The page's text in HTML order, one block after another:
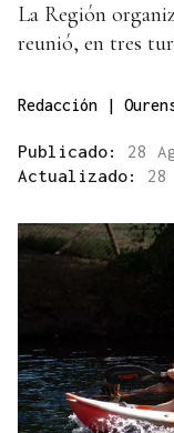
La Región
reunió, en tres
Redacción |
Publicado: 28
Actualizado: